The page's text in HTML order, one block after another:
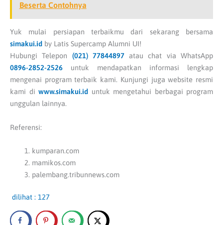
Beserta Contohnya
Yuk mulai persiapan terbaikmu dari sekarang bersama
simakui.id by Latis Supercamp Alumni UI!
Hubungi Telepon (021) 77844897atau chat via WhatsApp
0896-2852-2526 untuk mendapatkan informasi lengkap
mengenai program terbaik kami. Kunjungi juga website resmi
kami di www.simakui.id untuk mengetahui berbagai program
unggulan lainnya.
Referensi:
kumparan.com
mamikos.com
palembang.tribunnews.com
dilihat : 127